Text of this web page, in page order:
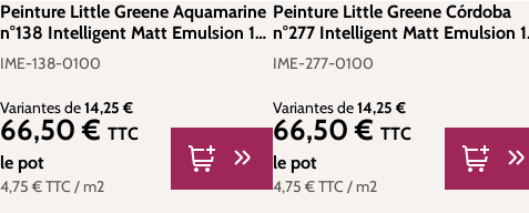
Peinture Little Greene Aquamarine
n°138 Intelligent Matt Emulsion 1
litre
IME-138-0100
4,75 €TTC / m2
Variantes de14,25 €
Prix régulier :
66,50 € TTC
le pot
Peinture Little Greene Córdoba
n°277 Intelligent Matt Emulsion 1
litre
IME-277-0100
4,75 €TTC/ m2
Variantes de14,25 €
Prix régulier :
66,50 €TTC
le pot